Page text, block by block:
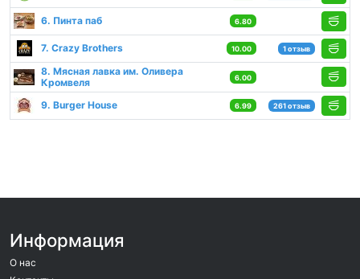
6. Пинта паб 6.80
7. Crazy Brothers 10.00 1 отзыв
8. Мясная лавка им. Оливера
Кромвеля
6.00
9. Burger House 6.99 261 отзыв
Информация
О нас